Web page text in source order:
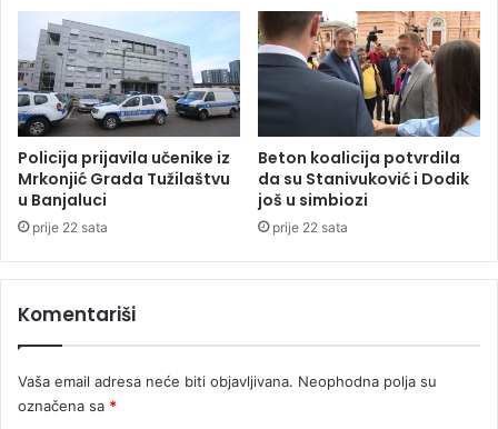
t
r
u
z
a
p
r
e
d
j
d
k
a
i
a
t
a
r
,
a
d
a
n
g
o
Policija prijavila učenike iz
Mrkonjić Grada Tužilaštvu
u Banjaluci
prije 22 sata
Beton koalicija potvrdila
da su Stanivuković i Dodik
još u simbiozi
prije 22 sata
Komentariši
Vaša email adresa neće biti objavljivana. Neophodna polja su
označena sa *